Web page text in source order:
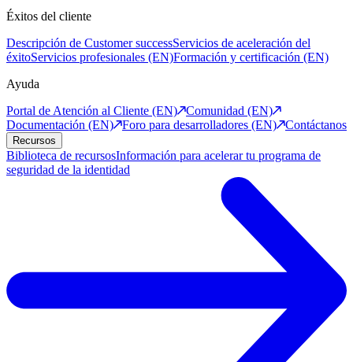
Éxitos del cliente
Descripción de Customer successServicios de aceleración del
éxitoServicios profesionales (EN)Formación y certificación (EN)
Ayuda
Portal de Atención al Cliente (EN)
Comunidad (EN)
Documentación (EN)
Foro para desarrolladores (EN) Contáctanos
Recursos
Biblioteca de recursosInformación para acelerar tu programa de
seguridad de la identidad